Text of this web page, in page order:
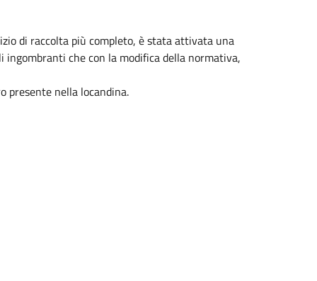
di raccolta più completo, è stata attivata una
che con la modifica della normativa,
presente nella locandina.